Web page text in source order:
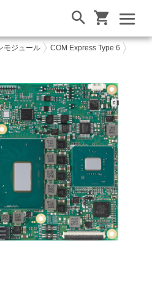
モジュール
COM Express Type 6